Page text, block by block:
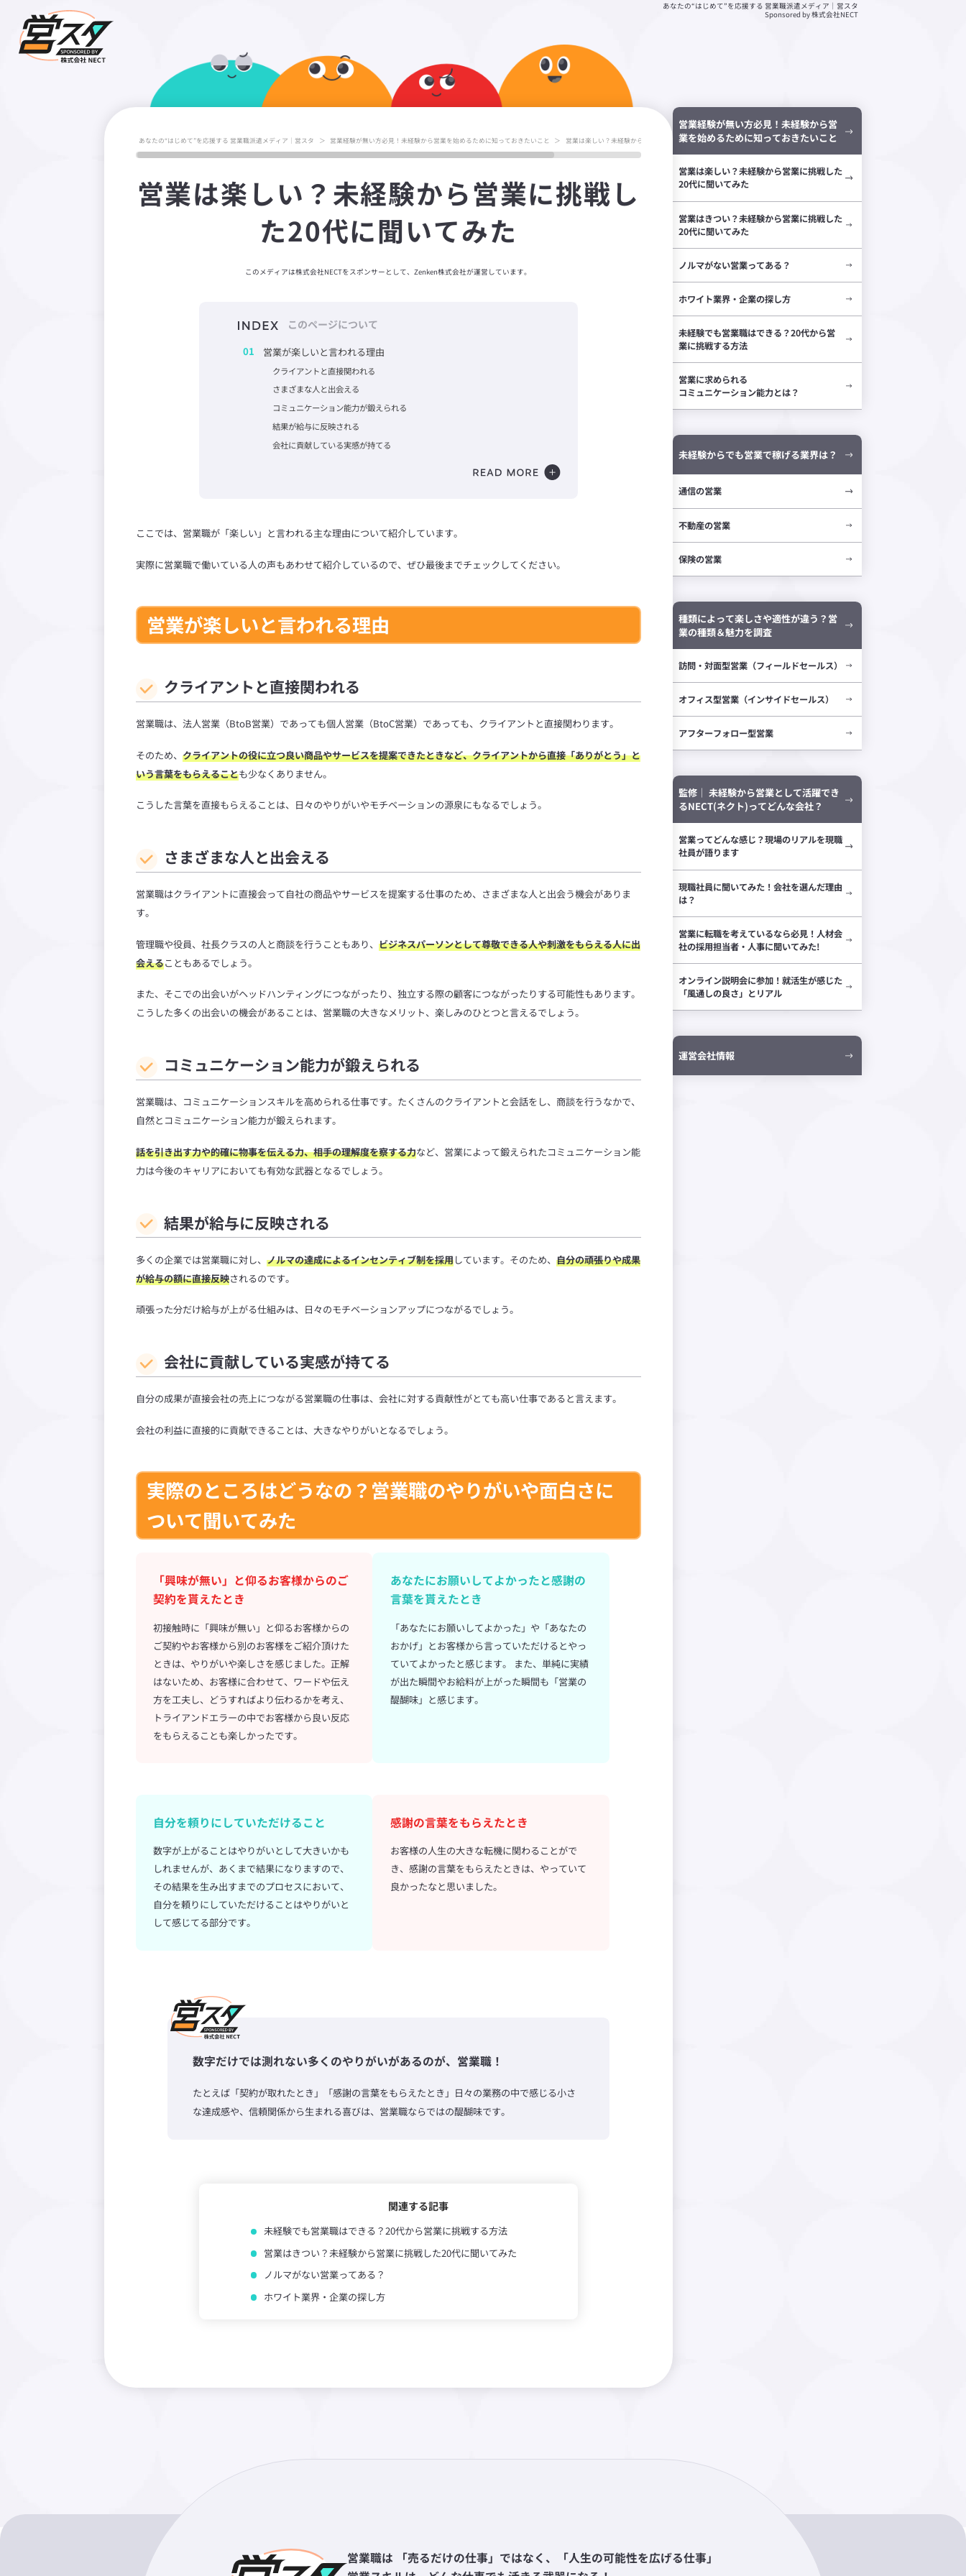
あなたの“はじめて”を応援する 営業職派遣メディア｜営スタ
Sponsored by 株式会社NECT
あなたの“はじめて”を応援する 営業職派遣メディア｜営スタ ＞ 営業経験が無い方必見！未経験から営業を始めるために知っておきたいこと ＞ 営業は楽しい？未経験から営業に挑戦した20代に聞いてみた
営業は楽しい？未経験から営業に挑戦し
た20代に聞いてみた
このメディアは株式会社NECTをスポンサーとして、Zenken株式会社が運営しています。
このページについて
営業が楽しいと言われる理由
クライアントと直接関われる
さまざまな人と出会える
コミュニケーション能力が鍛えられる
結果が給与に反映される
会社に貢献している実感が持てる
ここでは、営業職が「楽しい」と言われる主な理由について紹介しています。
実際に営業職で働いている人の声もあわせて紹介しているので、ぜひ最後までチェックしてください。
営業が楽しいと言われる理由
クライアントと直接関われる
営業職は、法人営業（BtoB営業）であっても個人営業（BtoC営業）であっても、クライアントと直接関わります。
そのため、 クライアントの役に立つ良い商品やサービスを提案できたときなど、クライアントから直接「ありがとう」と
いう言葉をもらえることも少なくありません。
こうした言葉を直接もらえることは、日々のやりがいやモチベーションの源泉にもなるでしょう。
さまざまな人と出会える
営業職はクライアントに直接会って自社の商品やサービスを提案する仕事のため、さまざまな人と出会う機会がありま
す。
管理職や役員、社長クラスの人と商談を行うこともあり、 ビジネスパーソンとして尊敬できる人や刺激をもらえる人に出
会えることもあるでしょう。
また、そこでの出会いがヘッドハンティングにつながったり、独立する際の顧客につながったりする可能性もあります。
こうした多くの出会いの機会があることは、営業職の大きなメリット、楽しみのひとつと言えるでしょう。
コミュニケーション能力が鍛えられる
営業職は、コミュニケーションスキルを高められる仕事です。たくさんのクライアントと会話をし、商談を行うなかで、
自然とコミュニケーション能力が鍛えられます。
話を引き出す力や的確に物事を伝える力、相手の理解度を察する力など、営業によって鍛えられたコミュニケーション能
力は今後のキャリアにおいても有効な武器となるでしょう。
結果が給与に反映される
多くの企業では営業職に対し、 ノルマの達成によるインセンティブ制を採用しています。そのため、 自分の頑張りや成果
が給与の額に直接反映されるのです。
頑張った分だけ給与が上がる仕組みは、日々のモチベーションアップにつながるでしょう。
会社に貢献している実感が持てる
自分の成果が直接会社の売上につながる営業職の仕事は、会社に対する貢献性がとても高い仕事であると言えます。
会社の利益に直接的に貢献できることは、大きなやりがいとなるでしょう。
実際のところはどうなの？営業職のやりがいや面白さに
ついて聞いてみた
「興味が無い」と仰るお客様からのご
契約を貰えたとき
初接触時に「興味が無い」と仰るお客様からの
ご契約やお客様から別のお客様をご紹介頂けた
ときは、やりがいや楽しさを感じました。正解
はないため、お客様に合わせて、ワードや伝え
方を工夫し、どうすればより伝わるかを考え、
トライアンドエラーの中でお客様から良い反応
をもらえることも楽しかったです。
あなたにお願いしてよかったと感謝の
言葉を貰えたとき
「あなたにお願いしてよかった」や「あなたの
おかげ」とお客様から言っていただけるとやっ
ていてよかったと感じます。 また、単純に実績
が出た瞬間やお給料が上がった瞬間も「営業の
醍醐味」と感じます。
自分を頼りにしていただけること
数字が上がることはやりがいとして大きいかも
しれませんが、あくまで結果になりますので、
その結果を生み出すまでのプロセスにおいて、
自分を頼りにしていただけることはやりがいと
して感じてる部分です。
感謝の言葉をもらえたとき
お客様の人生の大きな転機に関わることがで
き、感謝の言葉をもらえたときは、やっていて
良かったなと思いました。
数字だけでは測れない多くのやりがいがあるのが、営業職！
たとえば「契約が取れたとき」「感謝の言葉をもらえたとき」日々の業務の中で感じる小さ
な達成感や、信頼関係から生まれる喜びは、営業職ならではの醍醐味です。
関連する記事
未経験でも営業職はできる？20代から営業に挑戦する方法
営業はきつい？未経験から営業に挑戦した20代に聞いてみた
ノルマがない営業ってある？
ホワイト業界・企業の探し方
営業経験が無い方必見！未経験から営
業を始めるために知っておきたいこと
営業は楽しい？未経験から営業に挑戦した
20代に聞いてみた
営業はきつい？未経験から営業に挑戦した
20代に聞いてみた
ノルマがない営業ってある？
ホワイト業界・企業の探し方
未経験でも営業職はできる？20代から営
業に挑戦する方法
営業に求められる
コミュニケーション能力とは？
未経験からでも営業で稼げる業界は？
通信の営業
不動産の営業
保険の営業
種類によって楽しさや適性が違う？営
業の種類＆魅力を調査
訪問・対面型営業（フィールドセールス）
オフィス型営業（インサイドセールス）
アフターフォロー型営業
監修｜ 未経験から営業として活躍でき
るNECT(ネクト)ってどんな会社？
営業ってどんな感じ？現場のリアルを現職
社員が語ります
現職社員に聞いてみた！会社を選んだ理由
は？
営業に転職を考えているなら必見！人材会
社の採用担当者・人事に聞いてみた!
オンライン説明会に参加！就活生が感じた
「風通しの良さ」とリアル
運営会社情報
営業職は 「売るだけの仕事」ではなく、「人生の可能性を広げる仕事」